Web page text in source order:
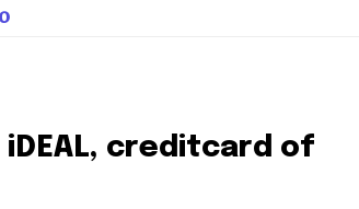
iDEAL, creditcard of